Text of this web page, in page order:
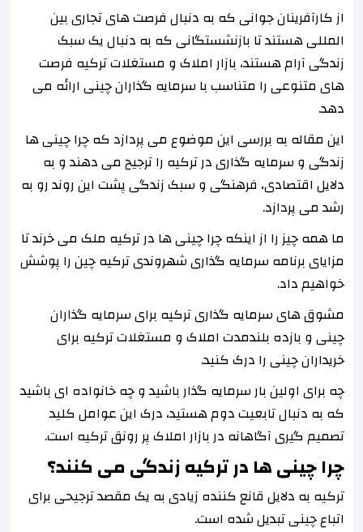
از کارآفرینان جوانی که به دنبال فرصت های تجاری بین
المللی هستند تا بازنشستگانی که به دنبال یک سبک
زندگی آرام هستند، بازار املاک و مستغلات ترکیه فرصت
های متنوعی را متناسب با سرمایه گذاران چینی ارائه می
دهد.
این مقاله به بررسی این موضوع می پردازد که چرا چینی ها
زندگی و سرمایه گذاری در ترکیه را ترجیح می دهند و به
دلایل اقتصادی، فرهنگی و سبک زندگی پشت این روند رو به
رشد می پردازد.
ما همه چیز را از اینکه چرا چینی ها در ترکیه ملک می خرند تا
مزایای برنامه سرمایه گذاری شهروندی ترکیه چین را پوشش
خواهیم داد.
مشوق های سرمایه گذاری ترکیه برای سرمایه گذاران
چینی و بازده بلندمدت املاک و مستغلات ترکیه برای
خریداران چینی را درک کنید.
چه برای اولین بار سرمایه گذار باشید و چه خانواده ای باشید
که به دنبال تابعیت دوم هستید، درک این عوامل کلید
تصمیم گیری آگاهانه در بازار املاک پر رونق ترکیه است.
چرا چینی ها در ترکیه زندگی می کنند؟
ترکیه به دلایل قانع کننده زیادی به یک مقصد ترجیحی برای
اتباع چینی تبدیل شده است.